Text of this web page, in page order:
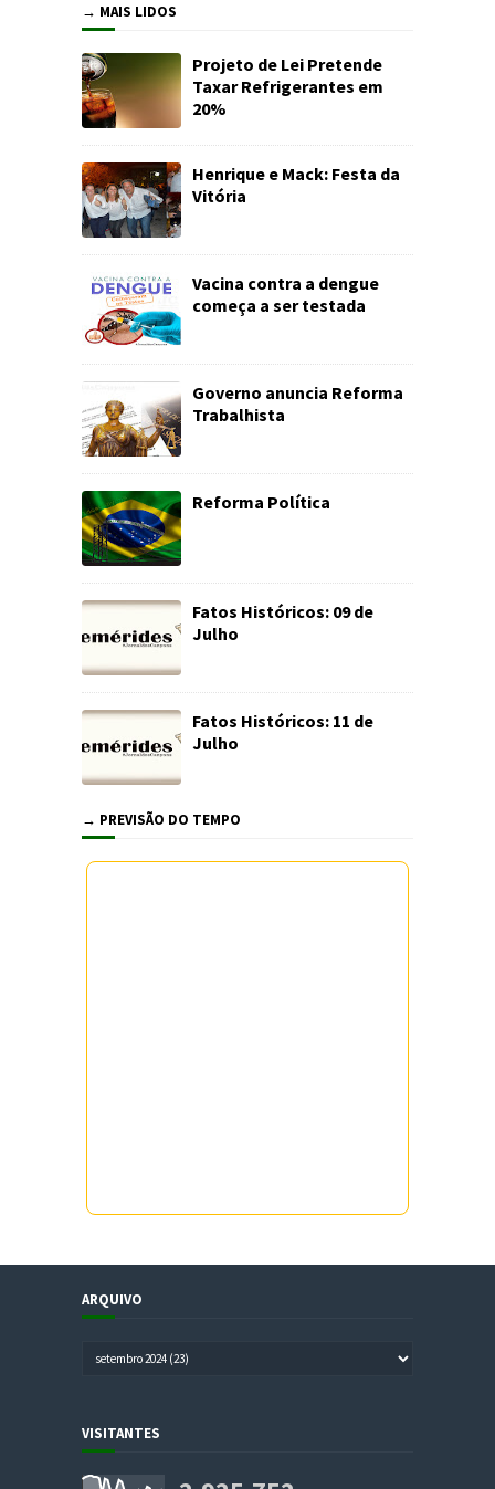
→ MAIS LIDOS
Projeto de Lei Pretende
Taxar Refrigerantes em
20%
Henrique e Mack: Festa da
Vitória
Vacina contra a dengue
começa a ser testada
Governo anuncia Reforma
Trabalhista
Reforma Política
Fatos Históricos: 09 de
Julho
Fatos Históricos: 11 de
Julho
→ PREVISÃO DO TEMPO
ARQUIVO
VISITANTES